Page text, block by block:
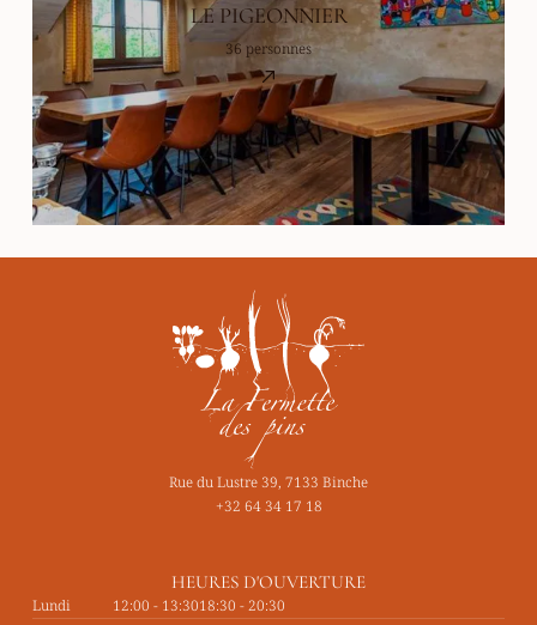
LE PIGEONNIER
36 personnes
Rue du Lustre 39, 7133 Binche
+32 64 34 17 18
HEURES D'OUVERTURE
Lundi 12:00 - 13:3018:30 - 20:30